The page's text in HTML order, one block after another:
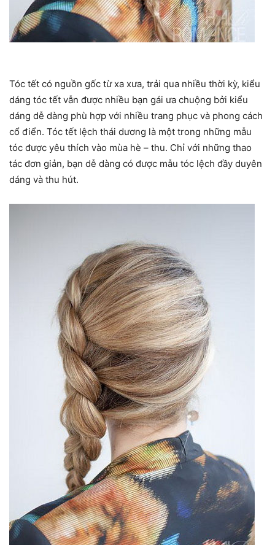
Tóc tết có nguồn gốc từ xa xưa, trải qua nhiều thời kỳ, kiểu
dáng tóc tết vẫn được nhiều bạn gái ưa chuộng bởi kiểu
dáng dễ dàng phù hợp với nhiều trang phục và phong cách
cổ điển. Tóc tết lệch thái dương là một trong những mẫu
tóc được yêu thích vào mùa hè – thu. Chỉ với những thao
tác đơn giản, bạn dễ dàng có được mẫu tóc lệch đầy duyên
dáng và thu hút.